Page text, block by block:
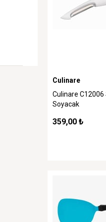
Culinare
Culinare C12006
Soyacak
359,00 ₺